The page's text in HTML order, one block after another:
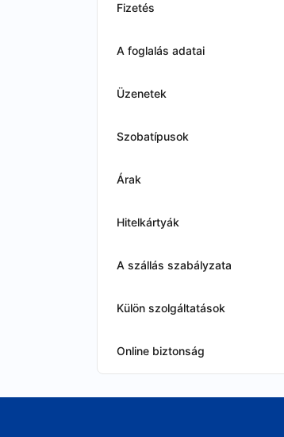
Fizetés
A foglalás adatai
Üzenetek
Szobatípusok
Árak
Hitelkártyák
A szállás szabályzata
Külön szolgáltatások
Online biztonság